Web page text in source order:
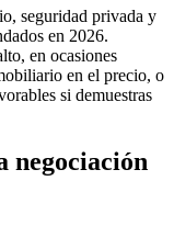
seguridad privada y
en 2026.
en ocasiones
en el precio, o
si demuestras
negociación